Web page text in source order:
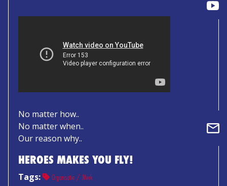
No matter how..
No matter when..
Our reason why..
HEROES MAKES YOU FLY!
Tags: Organisatie / Merk